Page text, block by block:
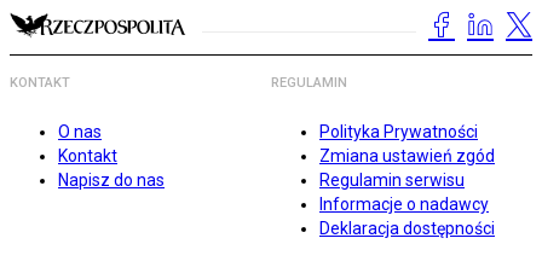
KONTAKT
O nas
Kontakt
Napisz do nas
REGULAMIN
Polityka Prywatności
Zmiana ustawień zgód
Regulamin serwisu
Informacje o nadawcy
Deklaracja dostępności